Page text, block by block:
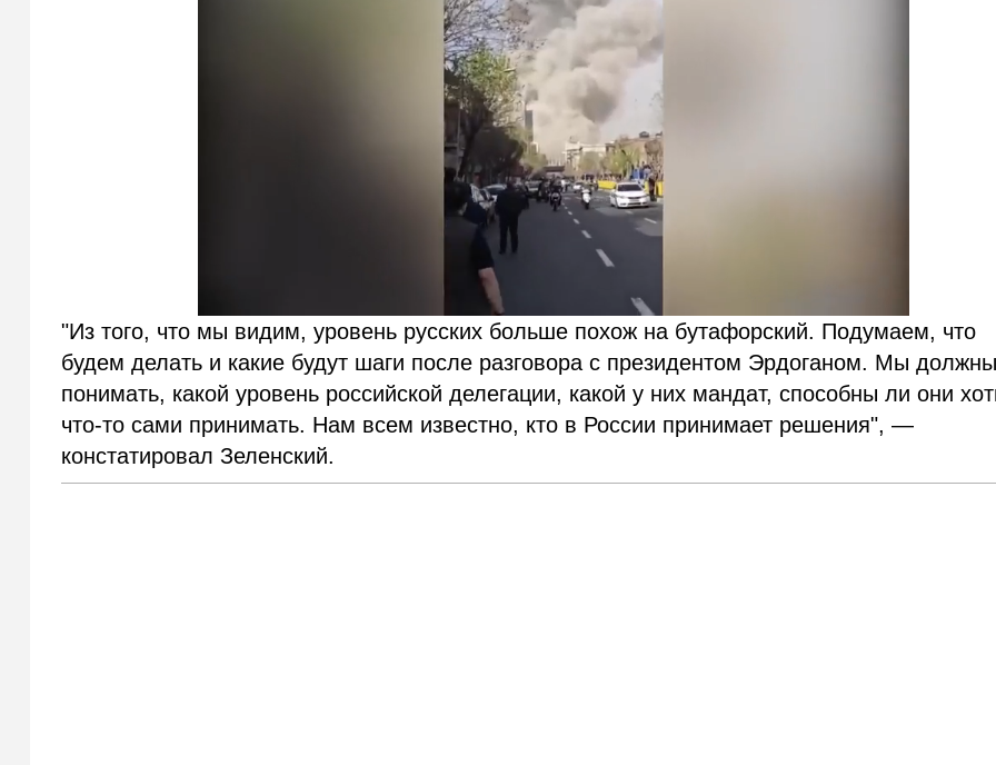
"Из того, что мы видим, уровень русских больше похож на бутафорский. Подумаем, что
будем делать и какие будут шаги после разговора с президентом Эрдоганом. Мы должны
понимать, какой уровень российской делегации, какой у них мандат, способны ли они
что-то сами принимать. Нам всем известно, кто в России принимает решения", —
констатировал Зеленский.